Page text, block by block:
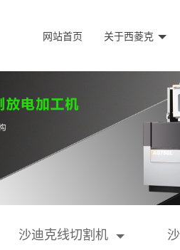
网站首页 关于西菱克
沙迪克线切割机